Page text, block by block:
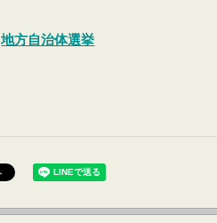
地方自治体選挙